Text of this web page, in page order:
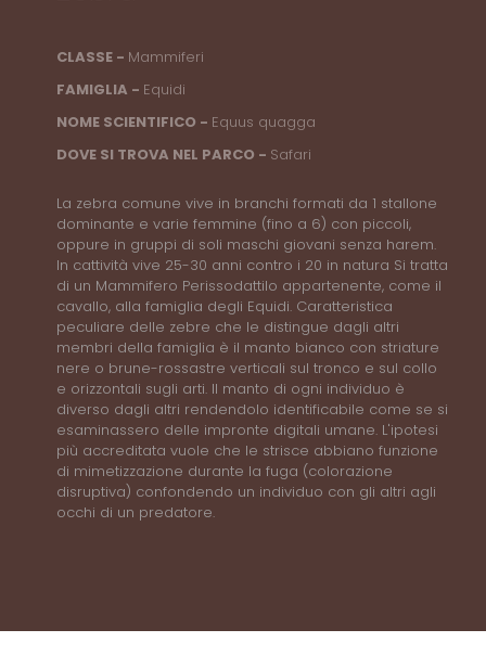
CLASSE - Mammiferi
FAMIGLIA - Equidi
NOME SCIENTIFICO - Equus quagga
DOVE SI TROVA NEL PARCO - Safari
La zebra comune vive in branchi formati da 1 stallone
dominante e varie femmine (fino a 6) con piccoli,
oppure in gruppi di soli maschi giovani senza harem.
In cattività vive 25-30 anni contro i 20 in natura Si tratta
di un Mammifero Perissodattilo appartenente, come il
cavallo, alla famiglia degli Equidi. Caratteristica
peculiare delle zebre che le distingue dagli altri
membri della famiglia è il manto bianco con striature
nere o brune-rossastre verticali sul tronco e sul collo
e orizzontali sugli arti. Il manto di ogni individuo è
diverso dagli altri rendendolo identificabile come se si
esaminassero delle impronte digitali umane. L'ipotesi
più accreditata vuole che le strisce abbiano funzione
di mimetizzazione durante la fuga (colorazione
disruptiva) confondendo un individuo con gli altri agli
occhi di un predatore.